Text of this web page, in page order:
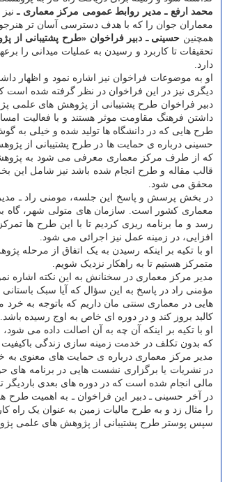
محمد ارفع ـ مدیر روابط عمومی مرکز معماری ـنیز
معماران جوان را که با هدف دسترسی آسان تر
همچنین حسینی ـ دبیر فراخوان «طرح پشتیبانی از
تحقیقات تا کاربرد و رسیدن به عملیات میدانی را
دارد.
او به موضوعات فراخوان نیز اشاره نمود و اظهار
دیگری نیز در این فراخوان در نظر گرفته شده است
دبیر فراخوان طرح پشتیبانی از پژوهش های علمی
داشتن فرهنگ مقاومت موثر هستند و با فعالیت
طرح هایی که در دانشگاه ها تولید شده و خیلی به
حسینی درباره ی حمایت ها در طرح پشتیبانی از
که از طرف مرکز معماری معرفی می شود به
قالب مقاله و طرح انجام شده باشد نیز شامل این
محقق می شود.
در بخش پرسش و پاسخ این جلسه، مومنی راد ـ
معماری کشور است. سازمان های متولی شهر، گاه
رسد و ما برنامه ریزی کردیم تا با این طرح ها
افزایی، در زمینه عمل نیز اجرائی می شود.
او با تکیه بر اینکه رسیدن به یک اتفاق از
متمرکز هستیم تا به راهکار نزدیک شویم.
مدیر مرکز معماری در سخنانش به این نکته اشاره
مؤمنی راد در پاسخ به این سؤال که آیا سبک
هایی در معماری سنتی مان داریم که باتوجه به
کالبد بروز کند و در دوره ای خاص به اوج رسیده باشد.
او با تکیه بر اینکه آن چه به آن اصالت داده می
که بدون تکلف در خدمت زمینه سازی زندگی باکیفیت
مدیر مرکز معماری درباره ی حمایت های معنوی به
مالی انجام شده است که در دوره های بعدی باردیگر
در آخر حسینی ـ دبیر این فراخوان ـ به اهمیت
را مثال زد و به طرح مالیات زمین به عنوان یک راه
سپس پوستر طرح پشتیبانی از پژوهش های علمی